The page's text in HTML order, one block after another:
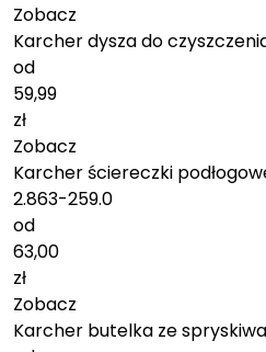
Zobacz
Karcher dysza do
od
59,99
zł
Zobacz
Karcher ściereczki
2.863-259.0
od
63,00
zł
Zobacz
Karcher butelka ze